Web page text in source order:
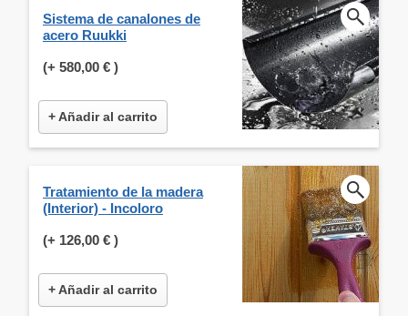
Sistema de canalones de
acero Ruukki
(+ 580,00 € )
+ Añadir al carrito
Tratamiento de la madera
(Interior) - Incoloro
(+ 126,00 € )
+ Añadir al carrito